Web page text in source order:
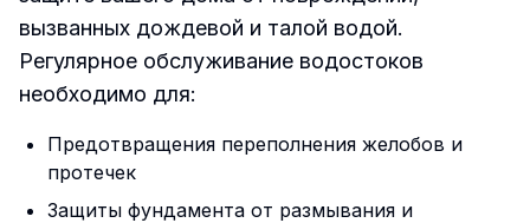
вызванных дождевой и талой водой.
Регулярное обслуживание водостоков
необходимо для:
Предотвращения переполнения желобов и
протечек
Защиты фундамента от размывания и